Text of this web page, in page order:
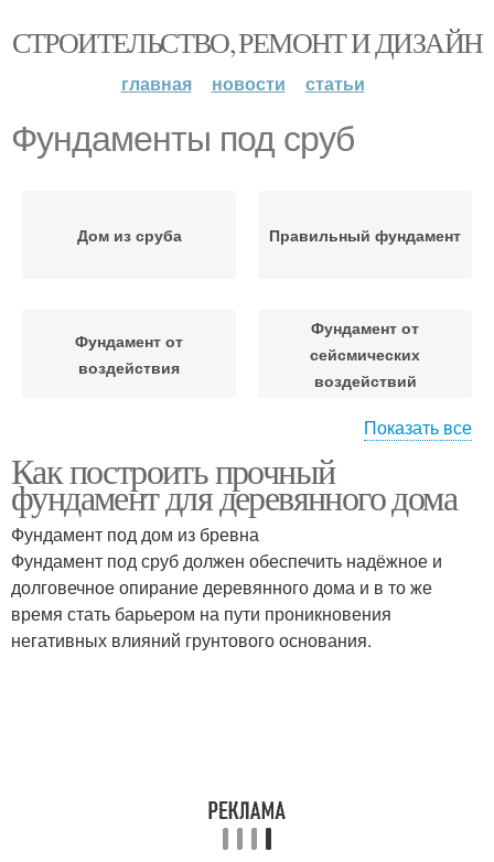
СТРОИТЕЛЬСТВО, РЕМОНТ И ДИЗАЙН
главная новости статьи
Фундаменты под сруб
Дом из сруба Правильный фундамент
Фундамент от
воздействия
Фундамент от
сейсмических
воздействий
Места для фундамента
Фундамент для
конкретного типа
Ленточный фундамент Фундамент из кирпича
Показать все
Как построить прочный
фундамент для деревянного дома
Фундамент под дом из бревна
Фундамент под сруб должен обеспечить надёжное и
долговечное опирание деревянного дома и в то же
время стать барьером на пути проникновения
негативных влияний грунтового основания.